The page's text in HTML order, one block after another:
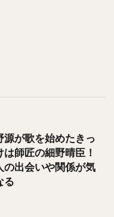
写真からそんな感じが
りました！
源が歌を始めたきっ
は師匠の細野晴臣！
の出会いや関係が気
る